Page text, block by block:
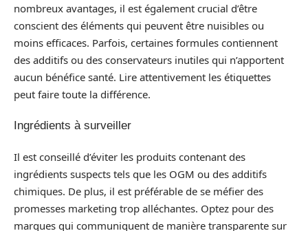
nombreux avantages, il est également crucial d’être
conscient des éléments qui peuvent être nuisibles ou
moins efficaces. Parfois, certaines formules contiennent
des additifs ou des conservateurs inutiles qui n’apportent
aucun bénéfice santé. Lire attentivement les étiquettes
peut faire toute la différence.
Ingrédients à surveiller
Il est conseillé d’éviter les produits contenant des
ingrédients suspects tels que les OGM ou des additifs
chimiques. De plus, il est préférable de se méfier des
promesses marketing trop alléchantes. Optez pour des
marques qui communiquent de manière transparente sur